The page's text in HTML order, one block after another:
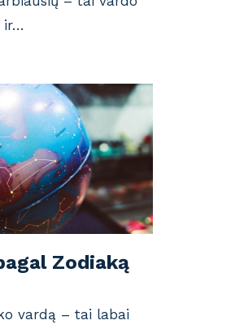
ir…
Zodiaką
vardą – tai labai